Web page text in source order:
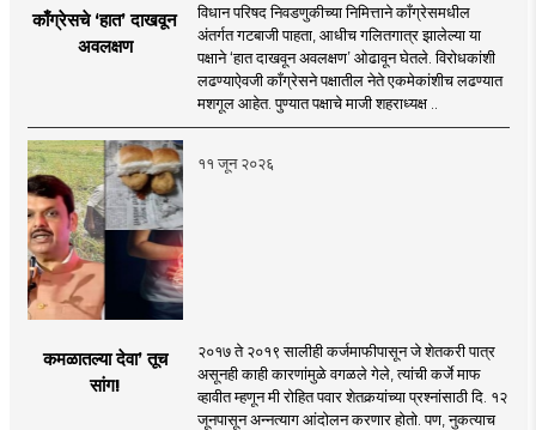
काँग्रेसचे ‘हात’ दाखवून
अवलक्षण
विधान परिषद निवडणुकीच्या निमित्ताने काँग्रेसमधील
अंतर्गत गटबाजी पाहता, आधीच गलितगात्र झालेल्या या
पक्षाने ‘हात दाखवून अवलक्षण’ ओढावून घेतले. विरोधकांशी
लढण्याऐवजी काँग्रेसने पक्षातील नेते एकमेकांशीच लढण्यात
मशगूल आहेत. पुण्यात पक्षाचे माजी शहराध्यक्ष ..
११ जून २०२६
कमळातल्या देवा’ तूच
सांग!
२०१७ ते २०१९ सालीही कर्जमाफीपासून जे शेतकरी पात्र
असूनही काही कारणांमुळे वगळले गेले, त्यांची कर्जे माफ
व्हावीत म्हणून मी रोहित पवार शेतकर्‍यांच्या प्रश्नांसाठी दि. १२
जूनपासून अन्नत्याग आंदोलन करणार होतो. पण, नुकत्याच